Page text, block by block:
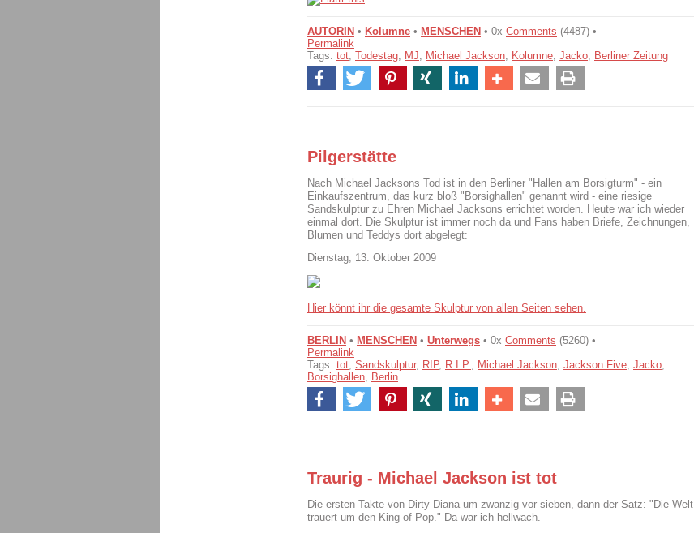
AUTORIN • Kolumne • MENSCHEN • 0x Comments (4487) •
Permalink
Tags: tot Todestag MJ Michael Jackson Kolumne Jacko Berliner Zeitung
Pilgerstätte
Nach Michael Jacksons Tod ist in den Berliner "Hallen am Borsigturm" - ein
Einkaufszentrum, das kurz bloß "Borsighallen" genannt wird - eine riesige
Sandskulptur zu Ehren Michael Jacksons errichtet worden. Heute war ich wieder
einmal dort. Die Skulptur ist immer noch da und Fans haben Briefe, Zeichnungen,
Blumen und Teddys dort abgelegt:
Dienstag, 13. Oktober 2009
Hier könnt ihr die gesamte Skulptur von allen Seiten sehen.
BERLIN • MENSCHEN • Unterwegs • 0x Comments (5260) •
Permalink
Tags: tot Sandskulptur, RIP, R.I.P. Michael Jackson Jackson Five Jacko
Borsighallen
Berlin
Traurig - Michael Jackson ist tot
Die ersten Takte von Dirty Diana um zwanzig vor sieben, dann der Satz: "Die Welt
trauert um den King of Pop." Da war ich hellwach.